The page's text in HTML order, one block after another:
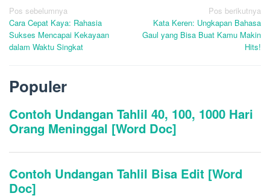
Navigasi
pos
Pos sebelumnya
Cara Cepat Kaya: Rahasia
Sukses Mencapai Kekayaan
dalam Waktu Singkat
Pos berikutnya
Kata Keren: Ungkapan Bahasa
Gaul yang Bisa Buat Kamu Makin
Hits!
Populer